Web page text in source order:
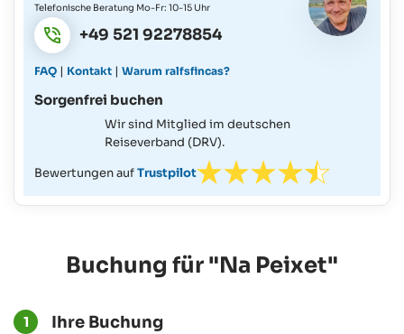
Telefonische Beratung Mo-Fr: 10-15 Uhr
+49 521 92278854
FAQ | Kontakt | Warum ralfsfincas?
Sorgenfrei buchen
Wir sind Mitglied im deutschen
Reiseverband (DRV).
Bewertungen aufTrustpilot
Buchung für "Na Peixet"
1 Ihre Buchung